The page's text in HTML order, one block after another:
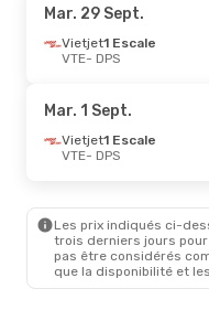
Mar. 29 Sept.
Vietjet1 Escale
VTE- DPS
Mar. 1 Sept.
Vietjet1 Escale
VTE- DPS
Les prix indiqués ci-
trois derniers jours
pas être considérés
que la disponibilité et